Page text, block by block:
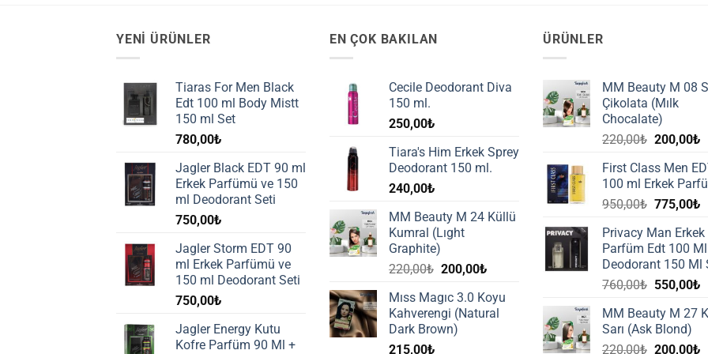
YENI ÜRÜNLER
Tiaras For Men Black
Edt 100 ml Body Mistt
150 ml Set
780,00₺
Jagler Black EDT 90 ml
Erkek Parfümü ve 150
ml Deodorant Seti
750,00₺
Jagler Storm EDT 90
ml Erkek Parfümü ve
150 ml Deodorant Seti
750,00₺
Jagler Energy Kutu
Kofre Parfüm 90 Ml +
EN ÇOK BAKILAN
Cecile Deodorant Diva
150 ml.
250,00₺
Tiara's Him Erkek Sprey
Deodorant 150 ml.
240,00₺
MM Beauty M 24 Küllü
Kumral (Lıght
Graphite)
220,00₺ Orijinal
220,00₺.
200,00₺Şu
fiyat:
200,00₺.
Mıss Magıc 3.0 Koyu
Kahverengi (Natural
Dark Brown)
215,00₺
ÜRÜNLER
MM Beauty M 08
Çikolata (Mılk
Chocalate)
220,00₺ Orijinal
220,00₺.
200,00₺Şu
First Class Men
100 ml Erkek
950,00₺ Orijinal
950,00₺.
775,00₺Şu
Privacy Man Erkek
Parfüm Edt 100
Deodorant 150 Ml
760,00₺ Orijinal
760,00₺.
550,00₺Şu
MM Beauty M 27
Sarı (Ask Blond)
220,00₺ Orijinal
200,00₺Şu